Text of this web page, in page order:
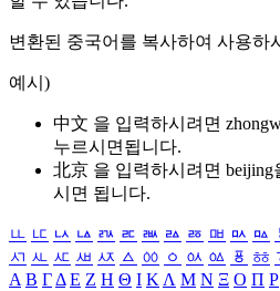
변환된 중국어를 복사하여 사용하
예시)
中文 을 입력하시려면
누르시면됩니다.
北京 을 입력하시려면 beijing
시면 됩니다.
ㅥ ㅦ ㅧ ㅨ ㅩ ㅪ ㅫ ㅬ ㅭ ㅮ ㅯ ㅰ
ㅺ ㅻ ㅼ ㅽ ㅾ ㅿ ㆀ ㆁ ㆂ ㆃ ㆄ ㆅ
Α Β ΓΔ Ε Ζ Η Θ Ι ΚΛ Μ Ν Ξ Ο Π Ρ